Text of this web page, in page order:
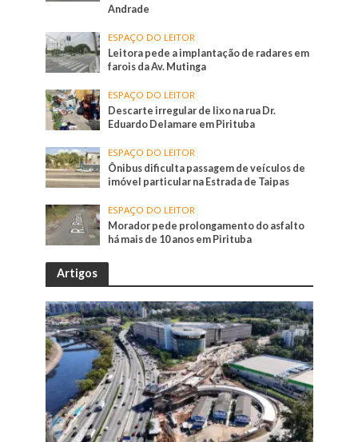
Andrade
ESPAÇO DO LEITOR
Leitora pede a implantação de radares em
farois da Av. Mutinga
ESPAÇO DO LEITOR
Descarte irregular de lixo na rua Dr.
Eduardo Delamare em Pirituba
ESPAÇO DO LEITOR
Ônibus dificulta passagem de veículos de
imóvel particular na Estrada de Taipas
ESPAÇO DO LEITOR
Morador pede prolongamento do asfalto
há mais de 10 anos em Pirituba
Artigos